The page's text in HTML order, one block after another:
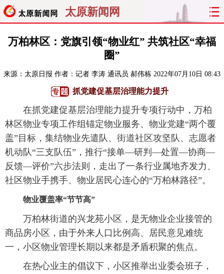
太原新闻网
首页 聚焦 太原 山西
曝光 综合
旅游 理财 政务 教育
看天下 晋月读 最太原 网罗民生
太原日报 太原晚报 热评 社区
万柏林区：党旗引领“物业红” 共筑社区“幸福
圈”
来源： 太原日报 作者：记者 李涛 通讯员 郝伟栋 2022年07月10日 08:43
抓党建促基层治理能力提升
在抓党建促基层治理能力提升专项行动中，万柏
林区物业专项工作组锚定物业服务、物业党建“两个覆
盖”目标，集结物业先遣队、街道社区攻坚队、志愿者
机动队“三支队伍”，推行“接单—研判—处置—协商—
反馈—评价”六步法则，走出了一条行业属地齐发力、
社区物业手携手、物业居民心连心的“万柏林路径”。
物业覆盖率“节节高”
万柏林街道的兴龙苑小区，是无物业企业接管的
商品房小区，由于外来人口比例高、居民意见难统
一，小区物业管理长期以来都是矛盾积聚的焦点。
在热心业主的倡议下，小区推举出业委会班子，